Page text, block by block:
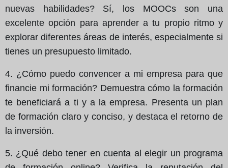
nuevas habilidades? Sí, los MOOCs son una
excelente opción para aprender a tu propio ritmo y
explorar diferentes áreas de interés, especialmente si
tienes un presupuesto limitado.
4. ¿Cómo puedo convencer a mi empresa para que
financie mi formación? Demuestra cómo la formación
te beneficiará a ti y a la empresa. Presenta un plan
de formación claro y conciso, y destaca el retorno de
la inversión.
5. ¿Qué debo tener en cuenta al elegir un programa